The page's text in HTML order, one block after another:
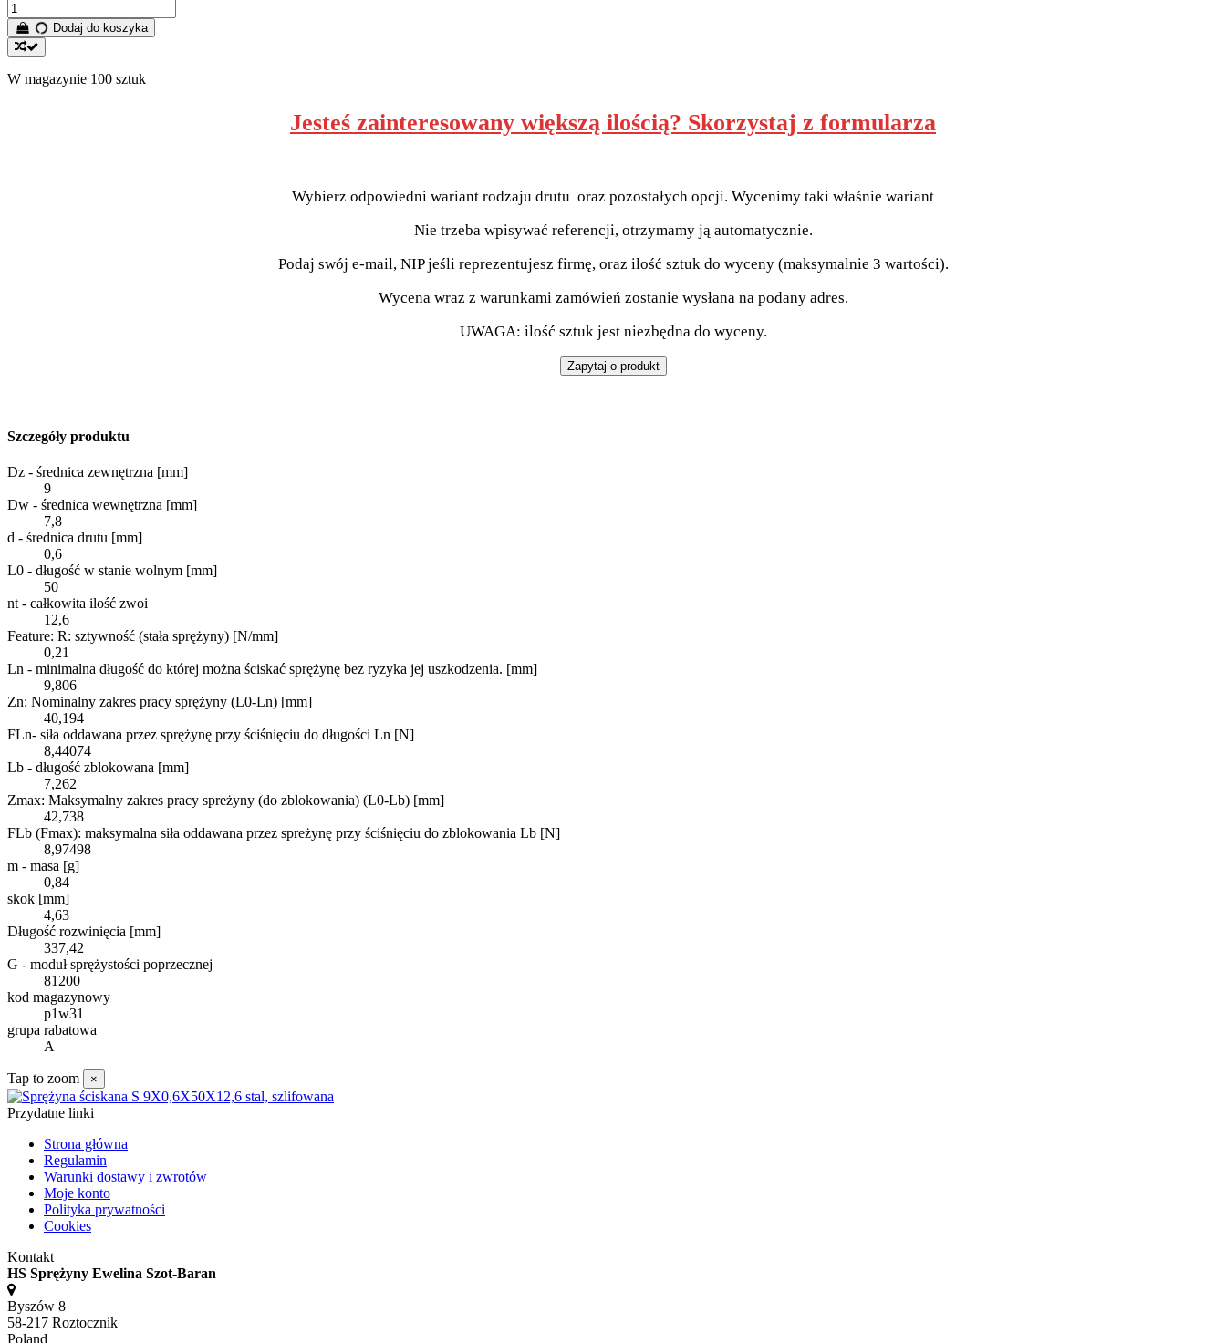
Dodaj do koszyka
W magazynie 100 sztuk
Jesteś zainteresowany większą ilością? Skorzystaj z formularza
Wybierz odpowiedni wariant rodzaju drutu oraz pozostałych opcji. Wycenimy taki właśnie wariant
Nie trzeba wpisywać referencji, otrzymamy ją automatycznie.
Podaj swój e-mail, NIP jeśli reprezentujesz firmę, oraz ilość sztuk do wyceny (maksymalnie 3 wartości).
Wycena wraz z warunkami zamówień zostanie wysłana na podany adres.
UWAGA: ilość sztuk jest niezbędna do wyceny.
Zapytaj o produkt
Szczegóły produktu
Dz - średnica zewnętrzna [mm]
9
Dw - średnica wewnętrzna [mm]
7,8
d - średnica drutu [mm]
0,6
L0 - długość w stanie wolnym [mm]
50
nt - całkowita ilość zwoi
12,6
Feature: R: sztywność (stała sprężyny) [N/mm]
0,21
Ln - minimalna długość do której można ściskać sprężynę bez ryzyka jej uszkodzenia. [mm]
9,806
Zn: Nominalny zakres pracy sprężyny (L0-Ln) [mm]
40,194
FLn- siła oddawana przez sprężynę przy ściśnięciu do długości Ln [N]
8,44074
Lb - długość zblokowana [mm]
7,262
Zmax: Maksymalny zakres pracy spreżyny (do zblokowania) (L0-Lb) [mm]
42,738
FLb (Fmax): maksymalna siła oddawana przez spreżynę przy ściśnięciu do zblokowania Lb [N]
8,97498
m - masa [g]
0,84
skok [mm]
4,63
Długość rozwinięcia [mm]
337,42
G - moduł sprężystości poprzecznej
81200
kod magazynowy
p1w31
grupa rabatowa
A
Tap to zoom ×
Przydatne linki
Strona główna
Regulamin
Warunki dostawy i zwrotów
Moje konto
Polityka prywatności
Cookies
Kontakt
HS Sprężyny Ewelina Szot-Baran
Byszów 8
58-217 Roztocznik
Poland